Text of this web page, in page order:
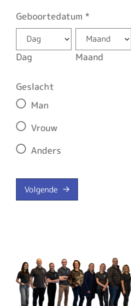
Geboortedatum *
Dag Maand
Geslacht
Man
Vrouw
Anders
Volgende